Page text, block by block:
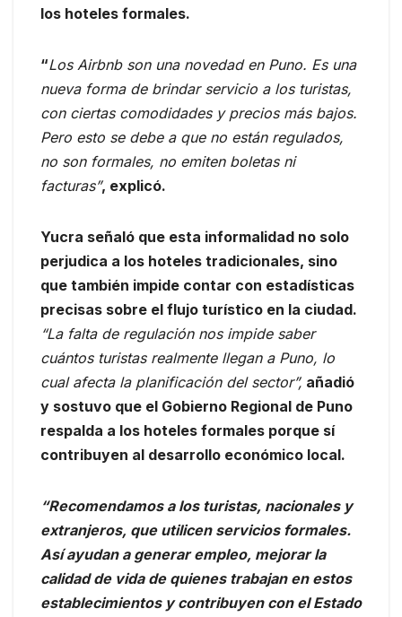
los hoteles formales.
“Los Airbnb son una novedad en Puno. Es una
nueva forma de brindar servicio a los turistas,
con ciertas comodidades y precios más bajos.
Pero esto se debe a que no están regulados,
no son formales, no emiten boletas ni
facturas”, explicó.
Yucra señaló que esta informalidad no solo
perjudica a los hoteles tradicionales, sino
que también impide contar con estadísticas
precisas sobre el flujo turístico en la ciudad.
“La falta de regulación nos impide saber
cuántos turistas realmente llegan a Puno, lo
cual afecta la planificación del sector”, añadió
y sostuvo que el Gobierno Regional de Puno
respalda a los hoteles formales porque sí
contribuyen al desarrollo económico local.
“Recomendamos a los turistas, nacionales y
extranjeros, que utilicen servicios formales.
Así ayudan a generar empleo, mejorar la
calidad de vida de quienes trabajan en estos
establecimientos y contribuyen con el Estado